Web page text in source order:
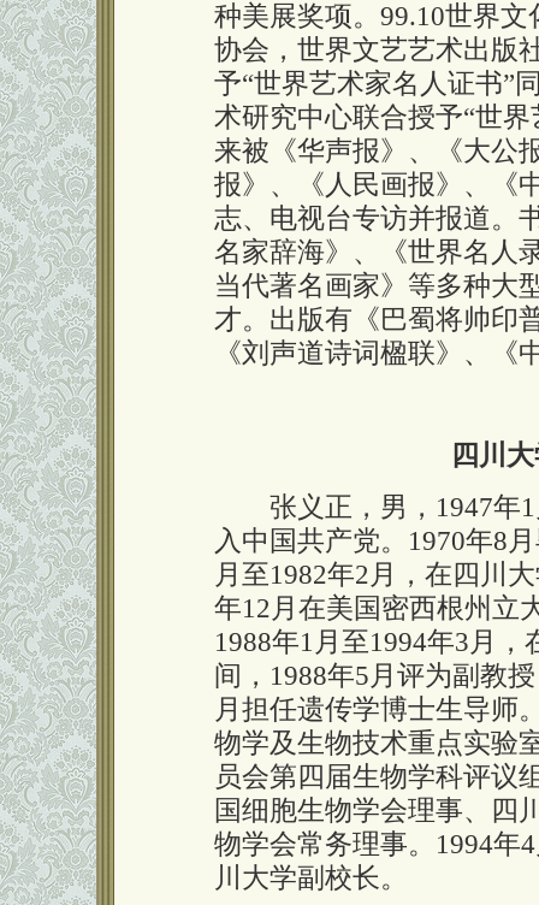
种美展奖项。99.10世界
协会，世界文艺艺术出版
予“世界艺术家名人证书”
术研究中心联合授予“世
来被《华声报》、《大公
报》、《人民画报》、《
志、电视台专访并报道。
名家辞海》、《世界名人
当代著名画家》等多种大
才。出版有《巴蜀将帅印
《刘声道诗词楹联》、《
四川
张义正，男，1947年1
入中国共产党。1970年8
月至1982年2月，在四川
年12月在美国密西根州立
1988年1月至1994年3月
间，1988年5月评为副教
月担任遗传学博士生导师
物学及生物技术重点实验
员会第四届生物学科评议
国细胞生物学会理事、四
物学会常务理事。1994年
川大学副校长。